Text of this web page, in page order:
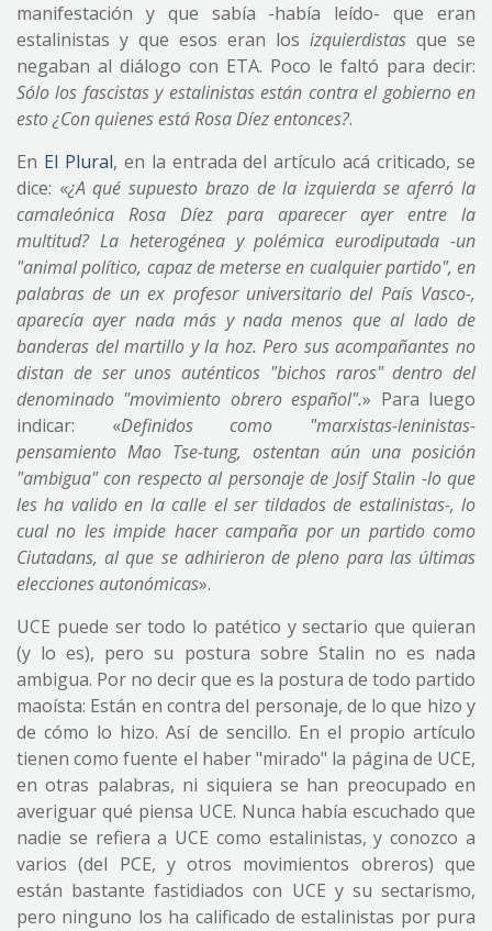
manifestación y que sabía -había leído- que eran
estalinistas y que esos eran los izquierdistas que se
negaban al diálogo con ETA. Poco le faltó para decir:
Sólo los fascistas y estalinistas están contra el gobierno en
esto ¿Con quienes está Rosa Díez entonces?.
En El Plural, en la entrada del artículo acá criticado, se
dice: «¿A qué supuesto brazo de la izquierda se aferró la
camaleónica Rosa Díez para aparecer ayer entre la
multitud? La heterogénea y polémica eurodiputada -un
"animal político, capaz de meterse en cualquier partido", en
palabras de un ex profesor universitario del País Vasco-,
aparecía ayer nada más y nada menos que al lado de
banderas del martillo y la hoz. Pero sus acompañantes no
distan de ser unos auténticos "bichos raros" dentro del
denominado "movimiento obrero español".» Para luego
indicar: «Definidos como "marxistas-leninistas-
pensamiento Mao Tse-tung, ostentan aún una posición
"ambigua" con respecto al personaje de Josif Stalin -lo que
les ha valido en la calle el ser tildados de estalinistas-, lo
cual no les impide hacer campaña por un partido como
Ciutadans, al que se adhirieron de pleno para las últimas
elecciones autonómicas».
UCE puede ser todo lo patético y sectario que quieran
(y lo es), pero su postura sobre Stalin no es nada
ambigua. Por no decir que es la postura de todo partido
maoísta: Están en contra del personaje, de lo que hizo y
de cómo lo hizo. Así de sencillo. En el propio artículo
tienen como fuente el haber "mirado" la página de UCE,
en otras palabras, ni siquiera se han preocupado en
averiguar qué piensa UCE. Nunca había escuchado que
nadie se refiera a UCE como estalinistas, y conozco a
varios (del PCE, y otros movimientos obreros) que
están bastante fastidiados con UCE y su sectarismo,
pero ninguno los ha calificado de estalinistas por pura